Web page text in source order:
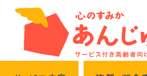
サービス内容